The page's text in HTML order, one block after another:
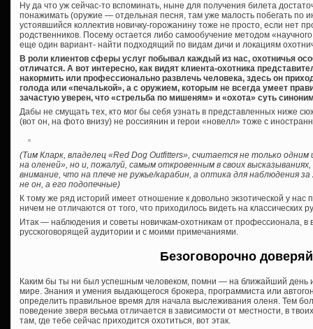
Ну да что уж сейчас-то вспоминать, ныне для получения билета
понажимать (оружие — отдельная песня, там уже малость побегать по
устоявшийся коллектив новичку-горожанину тоже не просто, если нет
родственников. Посему остается либо самообучение методом «научного
еще один вариант- найти подходящий по видам дичи и локациям
В роли клиентов сферы услуг побывал каждый из нас, охотничья
отличатся. А вот интересно, как видят клиента-охотника
накормить или профессионально развлечь человека, здесь он
голода или «печалькой», а с оружием, которым не всегда умеет
зачастую уверен, что «стрельба по мишеням» и «охота» суть
Дабы не смущать тех, кто мог бы себя узнать в представленных ниже
(вот он, на фото внизу) не россиянин и герои «новелл» тоже с
(Тим Кларк, владелец «Red Dog Outfitters», считается не только
на оленей», но и, пожалуй, самым откровенным в своих
внимание, что на плече не ружье/карабин, а оптика для наблюдения
не он, а его подопечные)
К тому же ряд историй имеет отношение к довольно экзотической у нас
ничем не отличаются от того, что приходилось видеть на классических
Итак — наблюдения и советы новичкам-охотникам от профессионала, в
русскоговорящей аудитории и с моими примечаниями.
Безоговорочно
Каким бы ты ни был успешным человеком, помни — на ближайший день
мире. Знания и умения выдающегося брокера, программиста или
определить правильное время для начала выслеживания оленя. Тем
поведение зверя весьма отличается в зависимости от местности, в
там, где тебе сейчас приходится охотиться, вот этак.